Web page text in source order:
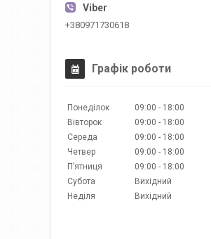
+380971730618
Графік роботи
Понеділок 09:00
18:00
Вівторок
09:00
18:00
Середа
09:00
18:00
Четвер
09:00
18:00
Пʼятниця
09:00
18:00
Субота
Вихідний
Неділя
Вихідний